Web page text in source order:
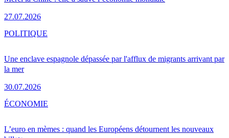
27.07.2026
Une enclave espagnole dépassée par l'afflux de migrants arrivant par
la mer
30.07.2026
POLITIQUE
L’euro en mèmes : quand les Européens détournent les nouveaux
ÉCONOMIE